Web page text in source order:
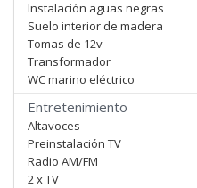
Instalación aguas negras
Suelo interior de madera
Tomas de 12v
Transformador
WC marino eléctrico
Entretenimiento
Altavoces
Preinstalación TV
Radio AM/FM
2 x TV